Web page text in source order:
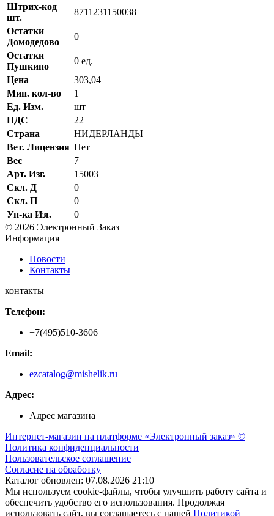
Штрих-код
шт.
8711231150038
Остатки
Домодедово
0
Остатки
Пушкино
0 ед.
Цена
303,04
Мин. кол-во
1
Ед. Изм.
шт
НДС
22
Страна
НИДЕРЛАНДЫ
Вет. Лицензия Нет
Вес
7
Арт. Изг.
15003
Скл. Д
0
Скл. П
0
Уп-ка Изг.
0
© 2026 Электронный Заказ
Информация
Новости
Контакты
контакты
Телефон:
+7(495)510-3606
Email:
ezcatalog@mishelik.ru
Адрес:
Адрес магазина
Интернет-магазин на платформе «Электронный заказ» ©
Политика конфиденциальности
Пользовательское соглашение
Согласие на обработку
Каталог обновлен: 07.08.2026 21:10
Мы используем cookie-файлы, чтобы улучшить работу сайта и
обеспечить удобство его использования. Продолжая
использовать сайт, вы соглашаетесь с нашей Политикой